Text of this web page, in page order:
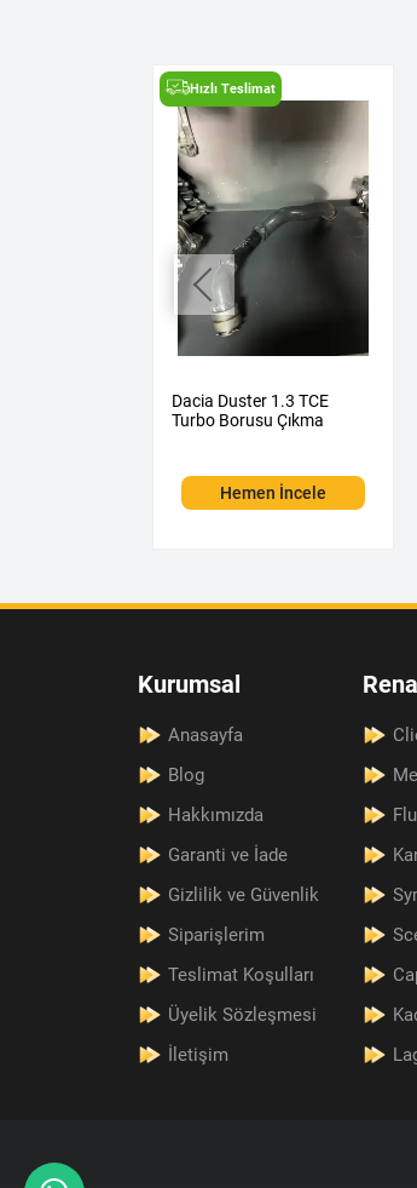
Hızlı Teslimat
Dacia Duster 1.3 TCE
Turbo Borusu Çıkma
Hemen İncele
Kurumsal
Anasayfa
Blog
Hakkımızda
Garanti ve İade
Gizlilik ve Güvenlik
Siparişlerim
Teslimat Koşulları
Üyelik Sözleşmesi
İletişim